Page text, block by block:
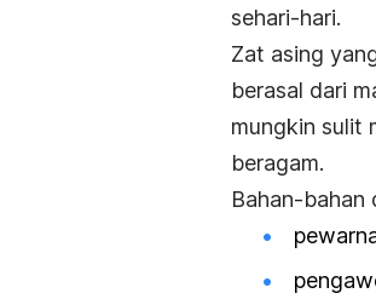
sehari-hari.
Zat asing
berasal dari
mungkin sulit
beragam.
Bahan-bahan